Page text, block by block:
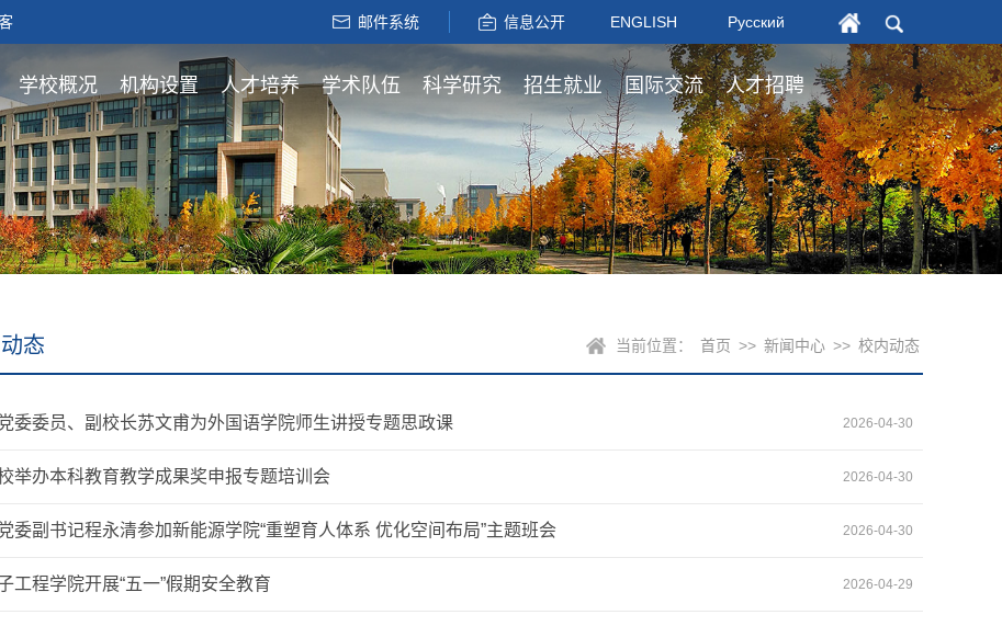
邮件系统 信息公开 ENGLISH Русский
学校概况 机构设置 人才培养 学术队伍 科学研究 招生就业 国际交流 人才招聘
态 当前位置： 首页 >> 新闻中心 >> 校内动态
2026-04-30
委委员、副校长苏文甫为外国语学院师生讲授专题思政课
2026-04-30
举办本科教育教学成果奖申报专题培训会
2026-04-30
委副书记程永清参加新能源学院“重塑育人体系 优化空间布局”主题班会
2026-04-29
工程学院开展“五一”假期安全教育